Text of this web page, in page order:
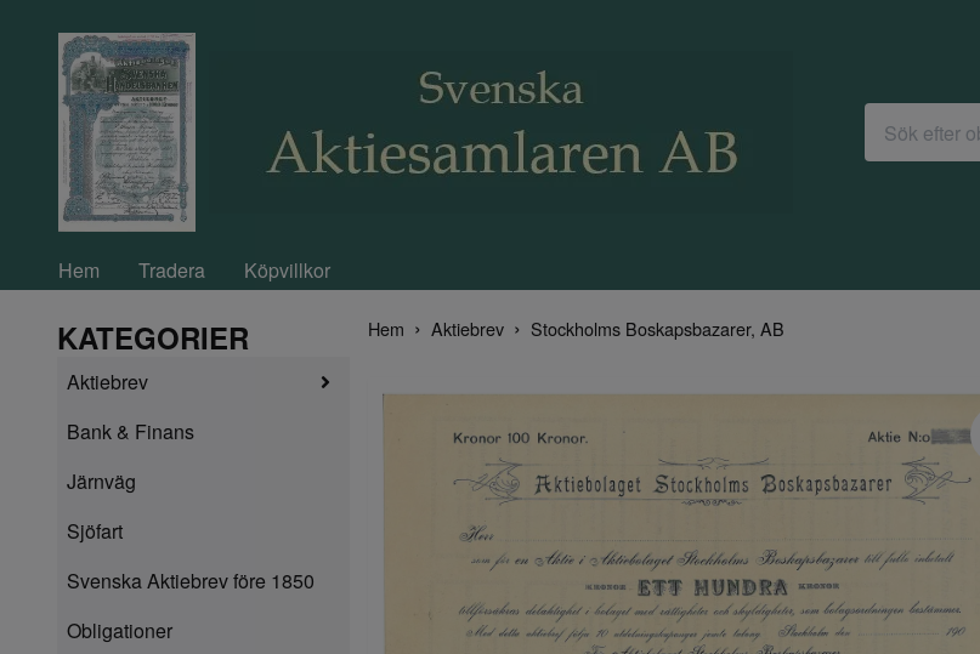
Hem Tradera Köpvillkor
KATEGORIER
Aktiebrev
Bank & Finans
Järnväg
Sjöfart
Svenska Aktiebrev före 1850
Obligationer
Hem Aktiebrev Stockholms Boskapsbazarer, AB